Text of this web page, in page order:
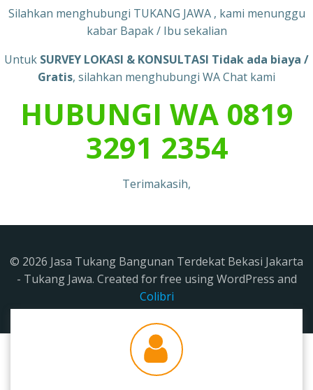
Silahkan menghubungi TUKANG JAWA , kami menunggu
kabar Bapak / Ibu sekalian
Untuk SURVEY LOKASI & KONSULTASI Tidak ada biaya /
Gratis, silahkan menghubungi WA Chat kami
HUBUNGI WA 0819
3291 2354
Terimakasih,
© 2026 Jasa Tukang Bangunan Terdekat Bekasi Jakarta
- Tukang Jawa. Created for free using WordPress and
Colibri